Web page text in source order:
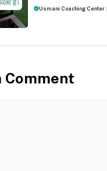
Usmani Coaching Center
Comment